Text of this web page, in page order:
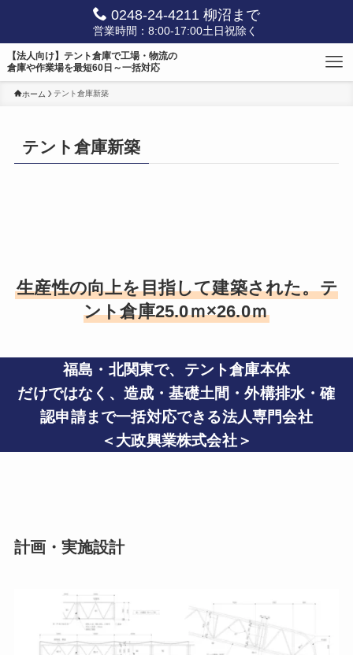
0248-24-4211 柳沼まで
営業時間：8:00-17:00土日祝除く
【法人向け】テント倉庫で工場・物流の
倉庫や作業場を最短60日～一括対応
ホーム テント倉庫新築
テント倉庫新築
生産性の向上を目指して建築された。テ
ント倉庫25.0ｍ×26.0ｍ
福島・北関東で、 テント倉庫本体
だけではなく、 造成・基礎土間・外構排水・確
認申請まで一括対応できる法人専門会社
＜大政興業株式会社＞
計画・実施設計